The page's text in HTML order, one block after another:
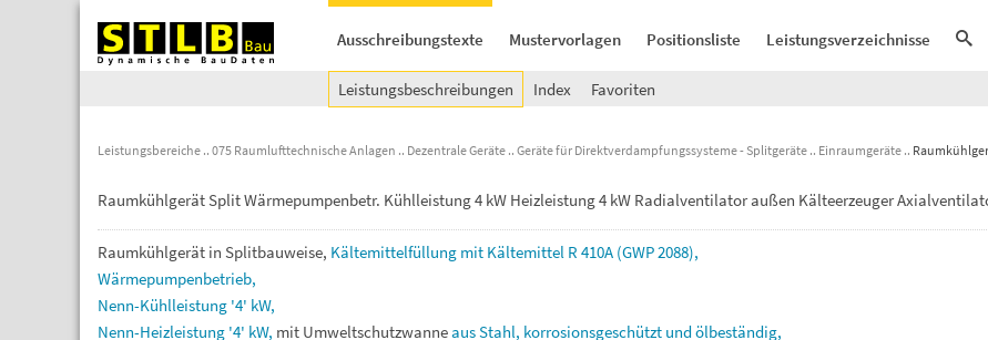
Ausschreibungstexte Mustervorlagen Positionsliste Leistungsverzeichnisse
Leistungsbeschreibungen Index Favoriten
Leistungsbereiche 075 Raumlufttechnische Anlagen Dezentrale Geräte Geräte für Direktverdampfungssysteme - Splitgeräte Einraumgeräte
Raumkühlgerät Split Wärmepumpenbetr. Kühlleistung 4 kW Heizleistung 4 kW Radialventilator außen Kälteerzeuger
Raumkühlgerät in Splitbauweise, Kältemittelfüllung mit Kältemittel R 410A (GWP2088),
Wärmepumpenbetrieb,
Nenn-Kühlleistung '4' kW,
Nenn-Heizleistung '4' kW, mit UmweltschutzwanneausStahl, korrosionsgeschützt undölbeständig,